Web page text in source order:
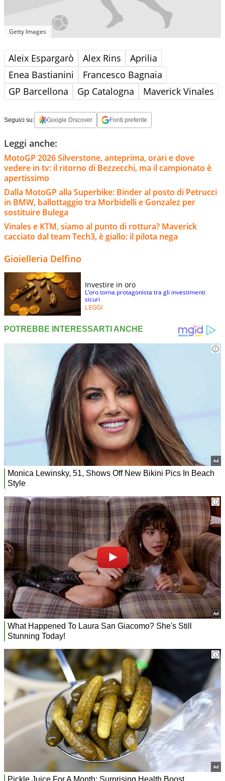
Getty Images
Aleix Espargarò Alex Rins
Aprilia
Enea Bastianini
Francesco Bagnaia
GP Barcellona
Gp Catalogna Maverick Vinales
Seguici su: Google Discover Fonti preferite
Leggi anche:
MotoGP 2026 Silverstone, anteprima, orari e dove
vedere in tv: il ritorno di Bezzecchi, ma il campionato è
apertissimo
Dalla MotoGP alla Superbike: Binder al posto di Petrucci
in BMW, ballottaggio tra Morbidelli e Gonzalez per
sostituire Bulega
Vinales e KTM, siamo al punto di rottura? Maverick
cacciato dal team Tech3, è giallo: il pilota nega
Gioielleria Delfino
Investire in oro
L’oro torna protagonista tra gli investimenti
sicuri
LEGGI